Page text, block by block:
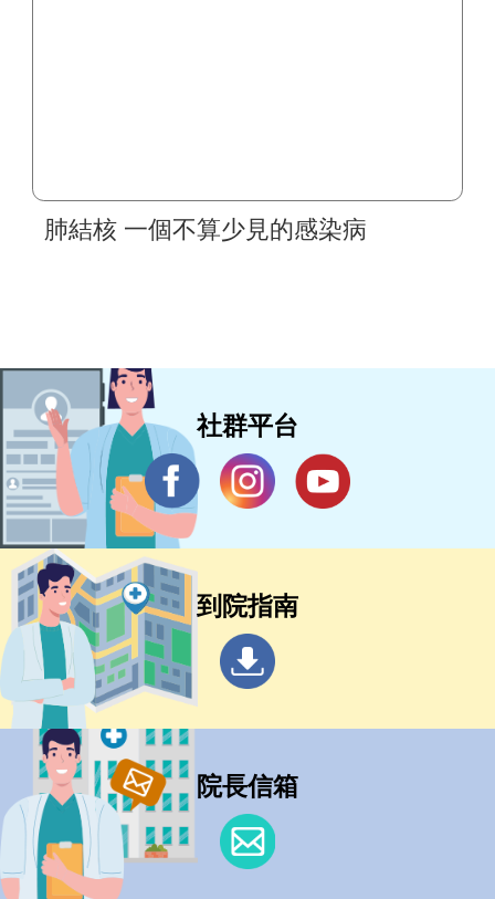
肺結核 一個不算少見的感染病
社群平台
到院指南
院長信箱